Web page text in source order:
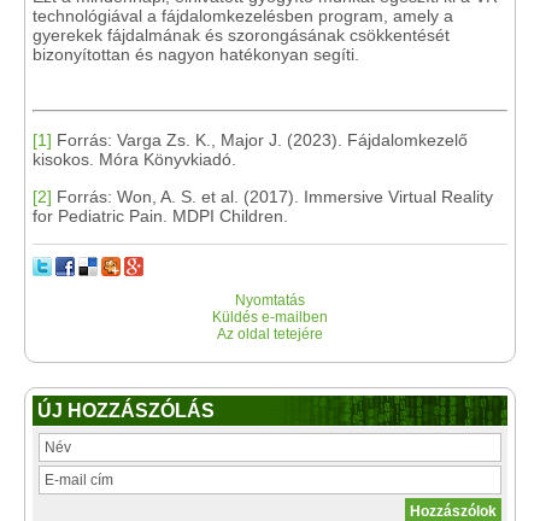
technológiával a fájdalomkezelésben program, amely a
gyerekek fájdalmának és szorongásának csökkentését
bizonyítottan és nagyon hatékonyan segíti.
[1] Forrás: Varga Zs. K., Major J. (2023). Fájdalomkezelő
kisokos. Móra Könyvkiadó.
[2] Forrás: Won, A. S. et al. (2017). Immersive Virtual Reality
for Pediatric Pain. MDPI Children.
Nyomtatás
Küldés e-mailben
Az oldal tetejére
ÚJ HOZZÁSZÓLÁS